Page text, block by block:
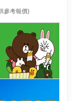
參考報價)